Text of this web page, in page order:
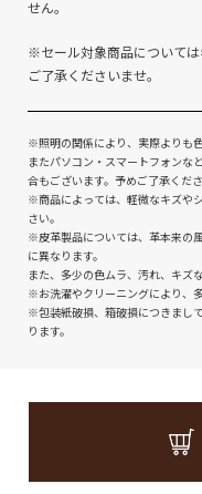
せん。
※セール対象商品について
ご了承くださいませ。
※照明の関係により、実際よりも
またパソコン・スマートフォンな
合もございます。予めご了承くださ
※商品によっては、軽微なキズや
さい。
※皮革製品については、革本来の
に異なります。
また、多少の色ムラ、汚れ、キズ
※お洗濯やクリーニングにより、
※包装紙破損、箱破損につきまし
ります。